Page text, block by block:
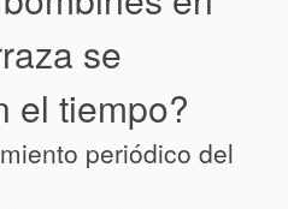
se
el tiempo?
periódico del